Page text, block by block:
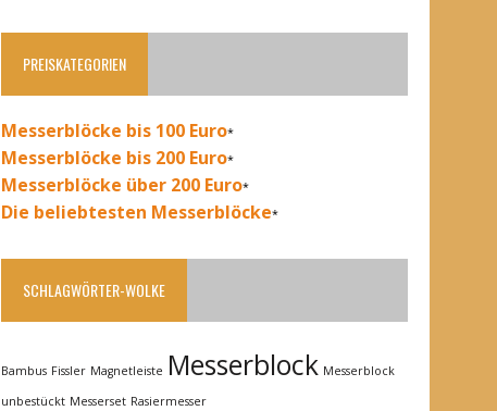
PREISKATEGORIEN
Messerblöcke bis 100 Euro*
Messerblöcke bis 200 Euro*
Messerblöcke über 200 Euro*
Die beliebtesten Messerblöcke*
SCHLAGWÖRTER-WOLKE
Bambus Fissler Magnetleiste Messerblock Messerblock
unbestückt Messerset Rasiermesser